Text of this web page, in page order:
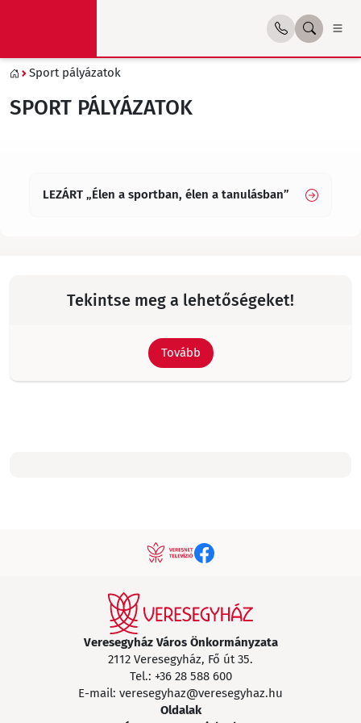
Sport pályázatok
SPORT PÁLYÁZATOK
LEZÁRT „Élen a sportban, élen a tanulásban”
Tekintse meg a lehetőségeket!
Tovább
Veresegyház Város Önkormányzata
2112 Veresegyház, Fő út 35.
Tel.: +36 28 588 600
E-mail: veresegyhaz@veresegyhaz.hu
Oldalak